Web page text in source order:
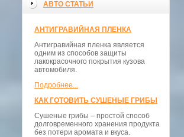
АВТО СТАТЬИ
АНТИГРАВИЙНАЯ ПЛЕНКА
Антигравийная пленка является
одним из способов защиты
лакокрасочного покрытия кузова
автомобиля.
Подробнее...
КАК ГОТОВИТЬ СУШЕНЫЕ ГРИБЫ
Сушеные грибы – простой способ
долговременного хранения продукта
без потери аромата и вкуса.